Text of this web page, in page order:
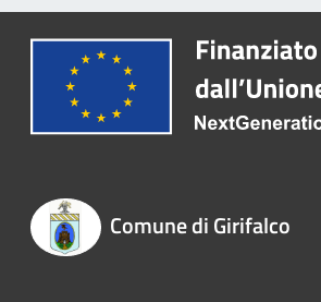
Comune di Girifalco